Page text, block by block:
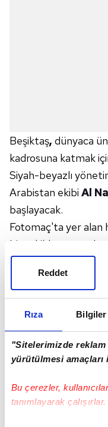
Rıza Bilgiler
"Sitelerimizde
yürütülmesi amaçları
Bu çerezler,
tanımlayarak çalışırlar.
Reddet
Beşiktaş, dünyaca
kadrosuna katmak
Siyah-beyazlı
Arabistan ekibi Al
başlayacak.
Fotomaç'ta yer alan
bir şekilde
varması. Liverpool
kulüplerde önemli
yıldız, Al Nassr'da
Avrupa
'nın
yer alıyordu.
BEŞİKTAŞ'A
Üç sezondur Suudi
artık ayrılık kararı
ilgisine rağmen